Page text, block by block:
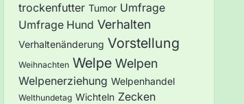
trockenfutter Tumor Umfrage
Umfrage Hund Verhalten
Verhaltenänderung Vorstellung
Weihnachten Welpe Welpen
Welpenerziehung Welpenhandel
Welthundetag Wichteln Zecken